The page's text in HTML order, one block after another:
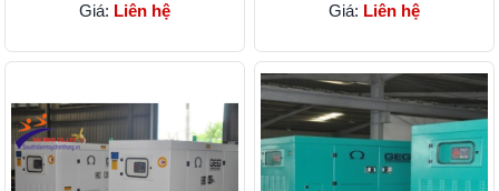
Giá: Liên hệ Giá: Liên hệ